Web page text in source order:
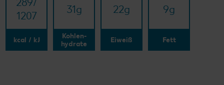
1207
kcal / kJ
31g
Kohlen-
hydrate
22g
Eiweiß
9g
Fett